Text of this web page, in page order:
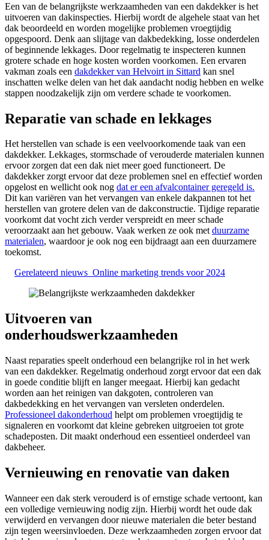
Een van de belangrijkste werkzaamheden van een dakdekker is het
uitvoeren van dakinspecties. Hierbij wordt de algehele staat van het
dak beoordeeld en worden mogelijke problemen vroegtijdig
opgespoord. Denk aan slijtage van dakbedekking, losse onderdelen
of beginnende lekkages. Door regelmatig te inspecteren kunnen
grotere schade en hoge kosten worden voorkomen. Een ervaren
vakman zoals een dakdekker van Helvoirt in Sittard kan snel
inschatten welke delen van het dak aandacht nodig hebben en welke
stappen noodzakelijk zijn om verdere schade te voorkomen.
Reparatie van schade en lekkages
Het herstellen van schade is een veelvoorkomende taak van een
dakdekker. Lekkages, stormschade of verouderde materialen kunnen
ervoor zorgen dat een dak niet meer goed functioneert. De
dakdekker zorgt ervoor dat deze problemen snel en effectief worden
opgelost en wellicht ook nog dat er een afvalcontainer geregeld is.
Dit kan variëren van het vervangen van enkele dakpannen tot het
herstellen van grotere delen van de dakconstructie. Tijdige reparatie
voorkomt dat vocht zich verder verspreidt en meer schade
veroorzaakt aan het gebouw. Vaak werken ze ook metduurzame
materialen, waardoor je ook nog een bijdraagt aan een duurzamere
toekomst.
Gerelateerd nieuws Online marketing trends voor 2024
Uitvoeren van
onderhoudswerkzaamheden
Naast reparaties speelt onderhoud een belangrijke rol in het werk
van een dakdekker. Regelmatig onderhoud zorgt ervoor dat een dak
in goede conditie blijft en langer meegaat. Hierbij kan gedacht
worden aan het reinigen van dakgoten, controleren van
dakbedekking en het vervangen van versleten onderdelen.
Professioneel dakonderhoud helpt om problemen vroegtijdig te
signaleren en voorkomt dat kleine gebreken uitgroeien tot grote
schadeposten. Dit maakt onderhoud een essentieel onderdeel van
dakbeheer.
Vernieuwing en renovatie van daken
Wanneer een dak sterk verouderd is of ernstige schade vertoont, kan
een volledige vernieuwing nodig zijn. Hierbij wordt het oude dak
verwijderd en vervangen door nieuwe materialen die beter bestand
zijn tegen weersinvloeden. Deze werkzaamheden zorgen ervoor dat